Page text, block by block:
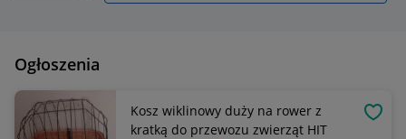
Ogłoszenia
Kosz wiklinowy duży na rower z
kratką do przewozu zwierząt HIT